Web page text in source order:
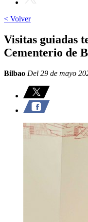
< Volver
Visitas guiadas
Cementerio de
Bilbao Del 29 de mayo